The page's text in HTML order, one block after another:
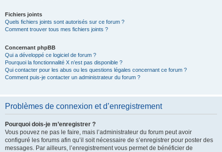
Fichiers joints
Quels fichiers joints sont autorisés sur ce forum ?
Comment trouver tous mes fichiers joints ?
Concernant phpBB
Qui a développé ce logiciel de forum ?
Pourquoi la fonctionnalité X n’est pas disponible ?
Qui contacter pour les abus ou les questions légales concernant ce forum ?
Comment puis-je contacter un administrateur du forum ?
Problèmes de connexion et d’enregistrement
Pourquoi dois-je m’enregistrer ?
Vous pouvez ne pas le faire, mais l’administrateur du forum peut avoir
configuré les forums afin qu’il soit nécessaire de s’enregistrer pour poster des
messages. Par ailleurs, l’enregistrement vous permet de bénéficier de